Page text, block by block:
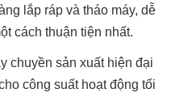
lắp ráp và tháo máy, dễ
cách thuận tiện nhất.
chuyền sản xuất hiện đại
công suất hoạt động tối